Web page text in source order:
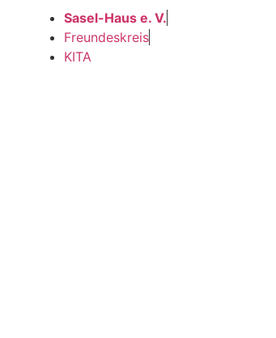
Sasel-Haus e. V.
Freundeskreis
KITA